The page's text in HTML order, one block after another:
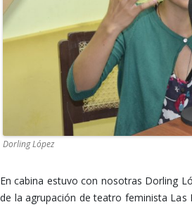
Dorling López
En cabina estuvo con nosotras Dorling
de la agrupación de teatro feminista Las